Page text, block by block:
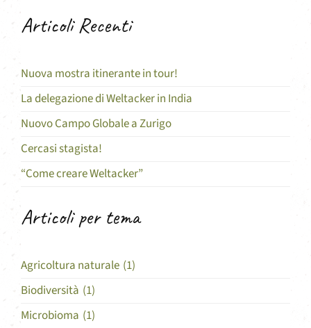
Articoli Recenti
Nuova mostra itinerante in tour!
La delegazione di Weltacker in India
Nuovo Campo Globale a Zurigo
Cercasi stagista!
“Come creare Weltacker”
Articoli per tema
Agricoltura naturale (1)
Biodiversità (1)
Microbioma (1)